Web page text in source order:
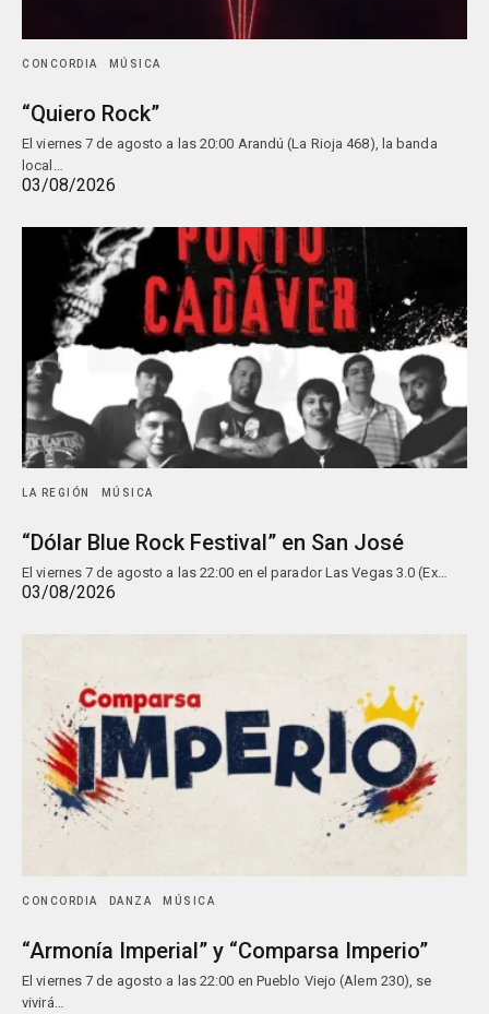
CONCORDIA MÚSICA
“Quiero Rock”
El viernes 7 de agosto a las 20:00 Arandú (La Rioja 468), la banda
local…
03/08/2026
LA REGIÓN MÚSICA
“Dólar Blue Rock Festival” en San José
El viernes 7 de agosto a las 22:00 en el parador Las Vegas 3.0 (Ex…
03/08/2026
CONCORDIA DANZA MÚSICA
“Armonía Imperial” y “Comparsa Imperio”
El viernes 7 de agosto a las 22:00 en Pueblo Viejo (Alem 230), se
vivirá…